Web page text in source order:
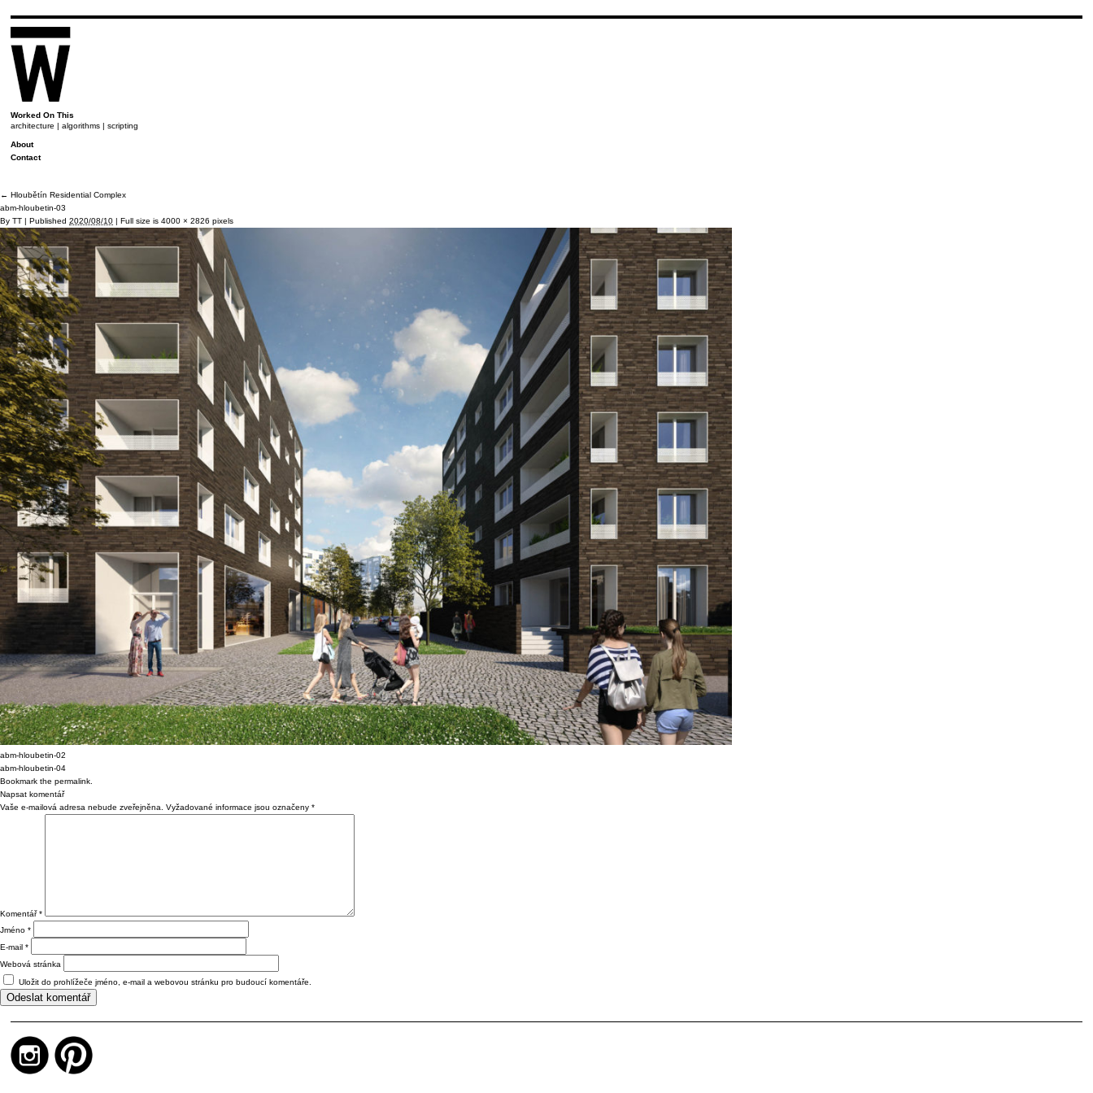
Worked On This
architecture | algorithms | scripting
About
Contact
← Hloubětín Residential Complex
abm-hloubetin-03
By TT | Published 2020/08/10 | Full size is 4000 × 2826 pixels
abm-hloubetin-02
abm-hloubetin-04
Bookmark the permalink
Napsat komentář
Vaše e-mailová adresa nebude zveřejněna.
Vyžadované informace jsou označeny *
Komentář*
Jméno *
E-mail *
Webová stránka
Uložit do prohlížeče jméno, e-mail a webovou stránku pro budoucí komentáře.